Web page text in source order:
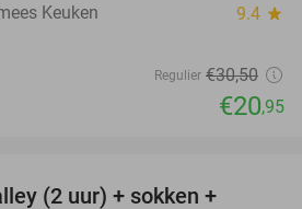
Keuken 9.4 star
Regulier €30,50
€20,95
(2 uur) + sokken +